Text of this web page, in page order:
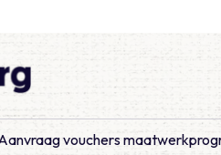
vouchers